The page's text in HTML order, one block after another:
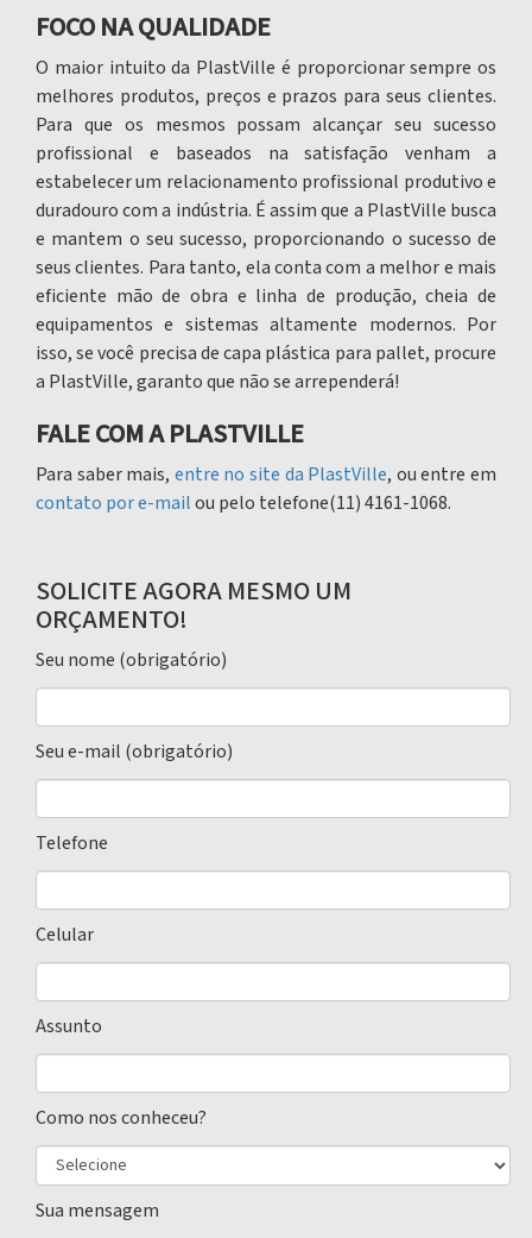
FOCO NA QUALIDADE
O maior intuito da PlastVille é proporcionar sempre os
melhores produtos, preços e prazos para seus clientes.
Para que os mesmos possam alcançar seu sucesso
profissional e baseados na satisfação venham a
estabelecer um relacionamento profissional produtivo e
duradouro com a indústria. É assim que a PlastVille busca
e mantem o seu sucesso, proporcionando o sucesso de
seus clientes. Para tanto, ela conta com a melhor e mais
eficiente mão de obra e linha de produção, cheia de
equipamentos e sistemas altamente modernos. Por
isso, se você precisa decapa plástica para pallet, procure
a PlastVille, garanto que não se arrependerá!
FALE COM A PLASTVILLE
Para saber mais, entre no site da PlastVille, ou entre em
contato por e-mailou pelo telefone(11) 4161-1068.
SOLICITE AGORA MESMO UM
ORÇAMENTO!
Seu nome (obrigatório)
Seu e-mail (obrigatório)
Telefone
Celular
Assunto
Como nos conheceu?
Sua mensagem